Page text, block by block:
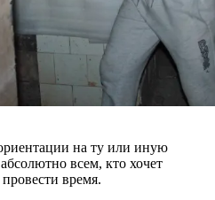
на ту или иную
всем, кто хочет
время.